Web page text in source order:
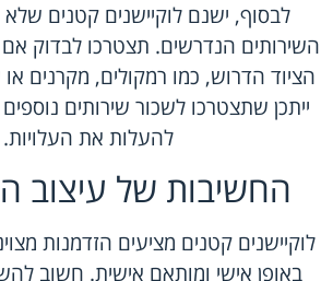
לבסוף, ישנם לוקיישנים קטנים
השירותים הנדרשים. תצטרכו לבדוק
הציוד הדרוש, כמו רמקולים, מקרנים
ייתכן שתצטרכו לשכור שירותים
להעלות את העלויות.
החשיבות של עיצוב
לוקיישנים קטנים מציעים הזדמנות
באופן אישי ומותאם אישית. חשוב